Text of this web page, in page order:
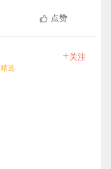
点赞
精选
+关注